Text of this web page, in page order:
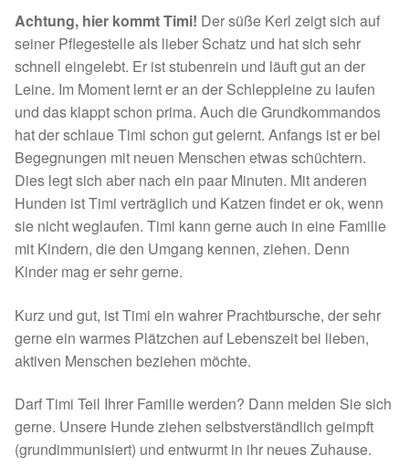
Januar bis Juni 2024
Spenden 2023
Juli bis Dezember 2023
Januar bis Juni 2023
Spenden 2022
Juli bis Dezember 2022
Januar bis Juni 2022
Spenden 2021
Juli bis Dezember 2021
Achtung, hier kommt Timi! Der süße Kerl zeigt sich auf
seiner Pflegestelle als lieber Schatz und hat sich sehr
schnell eingelebt. Er ist stubenrein und läuft gut an der
Leine. Im Moment lernt er an der Schleppleine zu laufen
und das klappt schon prima. Auch die Grundkommandos
hat der schlaue Timi schon gut gelernt. Anfangs ist er bei
Begegnungen mit neuen Menschen etwas schüchtern.
Dies legt sich aber nach ein paar Minuten. Mit anderen
Hunden ist Timi verträglich und Katzen findet er ok, wenn
sie nicht weglaufen. Timi kann gerne auch in eine Familie
mit Kindern, die den Umgang kennen, ziehen. Denn
Kinder mag er sehr gerne.
Kurz und gut, ist Timi ein wahrer Prachtbursche, der sehr
gerne ein warmes Plätzchen auf Lebenszeit bei lieben,
aktiven Menschen beziehen möchte.
Darf Timi Teil Ihrer Familie werden? Dann melden Sie sich
gerne. Unsere Hunde ziehen selbstverständlich geimpft
(grundimmunisiert) und entwurmt in ihr neues Zuhause.